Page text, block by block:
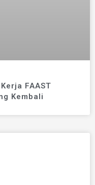
FAAST
Kembali